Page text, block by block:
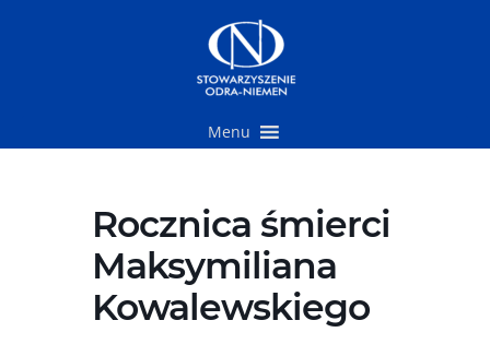
Menu
Rocznica śmierci
Maksymiliana
Kowalewskiego